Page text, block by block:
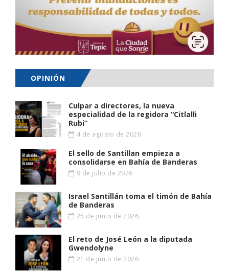
OPINIÓN
Culpar a directores, la nueva
especialidad de la regidora “Citlalli
Rubi”
4 de agosto de 2026
El sello de Santillan empieza a
consolidarse en Bahía de Banderas
9 de julio de 2026
Israel Santillán toma el timón de Bahía
de Banderas
25 de junio de 2026
El reto de José León a la diputada
Gwendolyne
21 de junio de 2026